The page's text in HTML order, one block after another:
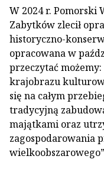
W 2024 r. Pomorski
Zabytków zlecił
historyczno-
opracowana w
przeczytać
krajobrazu
się na całym
tradycyjną
majątkami oraz
zagospodarowania